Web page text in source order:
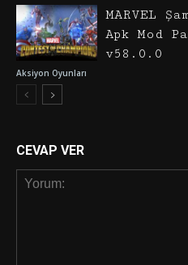
Aksiyon Oyunları
MARVEL
Apk Mod
v58.0.0
CEVAP VER